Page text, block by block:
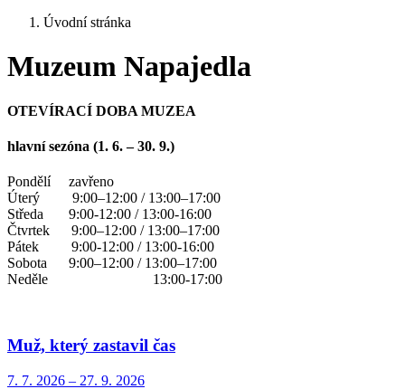
Úvodní stránka
Muzeum Napajedla
OTEVÍRACÍ DOBA MUZEA
hlavní sezóna (1. 6. – 30. 9.)
Pondělí zavřeno
Úterý 9:00–12:00 / 13:00–17:00
Středa 9:00-12:00 / 13:00-16:00
Čtvrtek 9:00–12:00 / 13:00–17:00
Pátek 9:00-12:00 / 13:00-16:00
Sobota 9:00–12:00 / 13:00–17:00
Neděle 13:00-17:00
Muž, který zastavil čas
7. 7. 2026 – 27. 9. 2026